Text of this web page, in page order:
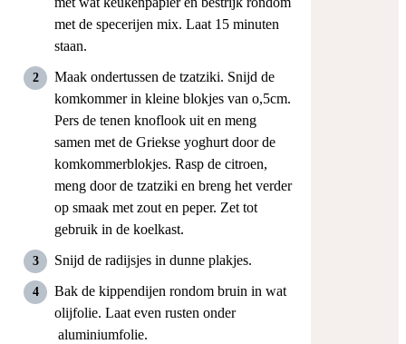
met de specerijen mix. Laat 15 minuten
staan.
Maak ondertussen de tzatziki. Snijd de
komkommer in kleine blokjes van o,5cm.
Pers de tenen knoflook uit en meng
samen met de Griekse yoghurt door de
komkommerblokjes. Rasp de citroen,
meng door de tzatziki en breng het verder
op smaak met zout en peper. Zet tot
gebruik in de koelkast.
Snijd de radijsjes in dunne plakjes.
Bak de kippendijen rondom bruin in wat
olijfolie. Laat even rusten onder
aluminiumfolie.